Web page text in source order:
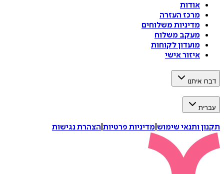
אודות
מרכז העזרה
מדיניות משלוחים
מעקב משלוח
מועדון לקוחות
איזור אישי
דברו איתנו
עברית
תקנון ותנאי שימוש מדיניות פרטיות הצהרת נגישות